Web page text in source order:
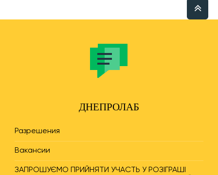
ДНЕПРОЛАБ
Разрешения
Вакансии
ЗАПРОШУЄМО ПРИЙНЯТИ УЧАСТЬ У РОЗІГРАШІ